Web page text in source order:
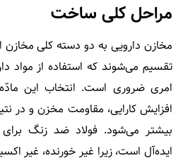
مراحل کلی ساخت
مخازن دارویی به دو دسته کلی
تقسیم می‌شوند که استفاده از مواد
امری ضروری است. انتخاب این
افزایش کارایی، مقاومت مخزن و در
بیشتر می‌شود. فولاد ضد زنگ برای
ایده‌آل است، زیرا غیر خورنده، غیر